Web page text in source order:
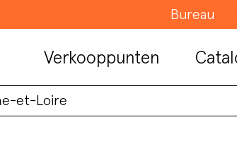
Bureau
Verkooppunten
et-Loire